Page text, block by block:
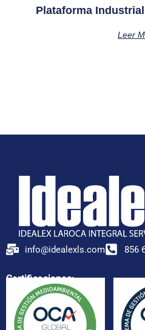
Plataforma
Leer
info@idealexls.com 856
Certificaciones: